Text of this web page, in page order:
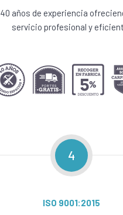
40 años de experiencia
servicio profesional y
4
ISO 9001:2015